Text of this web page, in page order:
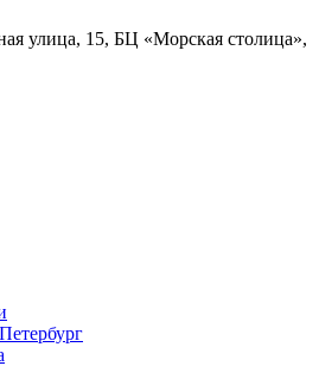
улица, 15, БЦ «Морская столица»,